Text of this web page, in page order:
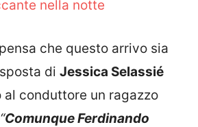
nella notte
che questo arrivo sia
di Jessica Selassié
al conduttore un ragazzo
“Comunque Ferdinando